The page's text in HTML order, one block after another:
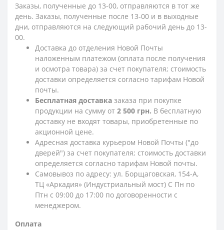
Заказы, полученные до 13-00, отправляются в тот же
день. Заказы, полученные после 13-00 и в выходные
дни, отправляются на следующий рабочий день до 13-
00.
Доставка до отделения Новой Почты
наложенным платежом (оплата после получения
и осмотра товара) за счет покупателя; стоимость
доставки определяется согласно тарифам Новой
почты.
Бесплатная доставка заказа при покупке
продукции на сумму от 2 500 грн. В бесплатную
доставку не входят товары, приобретенные по
акционной цене.
Адресная доставка курьером Новой Почты ("до
дверей") за счет покупателя; стоимость доставки
определяется согласно тарифам Новой почты.
Самовывоз по адресу: ул. Борщаговская, 154-А,
ТЦ «Аркадия» (Индустриальный мост) С Пн по
Птн с 09:00 до 17:00 по договоренности с
менеджером.
Оплата